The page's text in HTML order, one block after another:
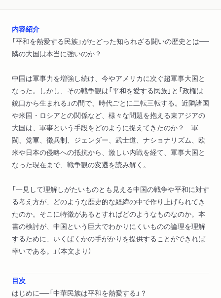
内容紹介
「平和を熱愛する民族」がたどった知られざる闘いの歴史とは──
隣の大国は本当に強いのか？
中国は軍事力を増強し続け、今やアメリカに次ぐ超軍事大国と
なった。しかし、その戦争観は「平和を愛する民族」と「政権は
銃口から生まれる」の間で、時代ごとに二転三転する。近隣諸国
や米国・ロシアとの関係など、様々な問題を抱える東アジアの
大国は、軍事という手段をどのように捉えてきたのか？ 軍
閥、党軍、徴兵制、ジェンダー、武士道、ナショナリズム、欧
米や日本の侵略への抵抗から、激しい内戦を経て、軍事大国と
なった現在まで、戦争観の変遷を読み解く。
「一見して理解しがたいものとも見える中国の戦争や平和に対す
る考え方が、どのような歴史的な経緯の中で作り上げられてき
たのか。そこに特徴があるとすればどのようなものなのか。本
書の検討が、中国という巨大でわかりにくいものの論理を理解
するために、いくばくかの手がかりを提供することができれば
幸いである。」（本文より）
目次
はじめに──「中華民族は平和を熱愛する」？